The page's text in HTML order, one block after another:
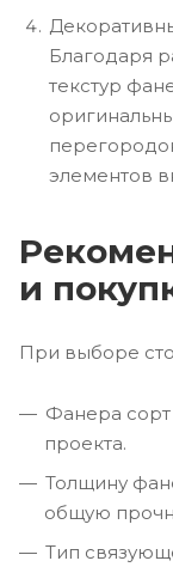
Благодаря
текстур
элементов
и
При выборе
Фанера сорт
проекта.
Толщину
общую
Тип